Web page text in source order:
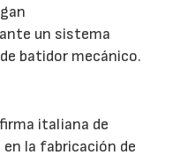
un sistema
batidor mecánico.
italiana de
la fabricación de